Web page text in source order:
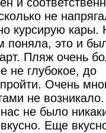
не
курсирую
поняла, это и
Пляж очень
не глубокое, до
Очень
не возникало.
не было
Еще